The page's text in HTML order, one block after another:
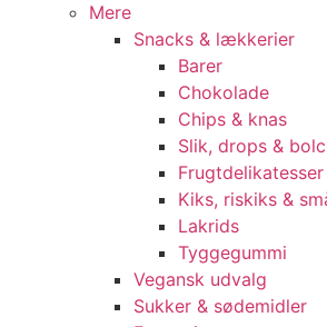
Mere
Snacks & lækkerier
Barer
Chokolade
Chips & knas
Slik, drops &
Frugtdelikatesser
Kiks, riskiks &
Lakrids
Tyggegummi
Vegansk udvalg
Sukker & sødemidler